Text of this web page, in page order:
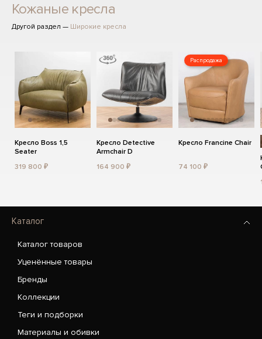
Кожаные кресла
Другой раздел — Широкие кресла
Кресло Boss 1,5
Seater
319 800 ₽
Кресло Detective
Armchair D
164 900 ₽
Распродажа
Кресло Francine Chair
74 100 ₽
Каталог
Каталог товаров
Уценённые товары
Бренды
Коллекции
Теги и подборки
Материалы и обивки